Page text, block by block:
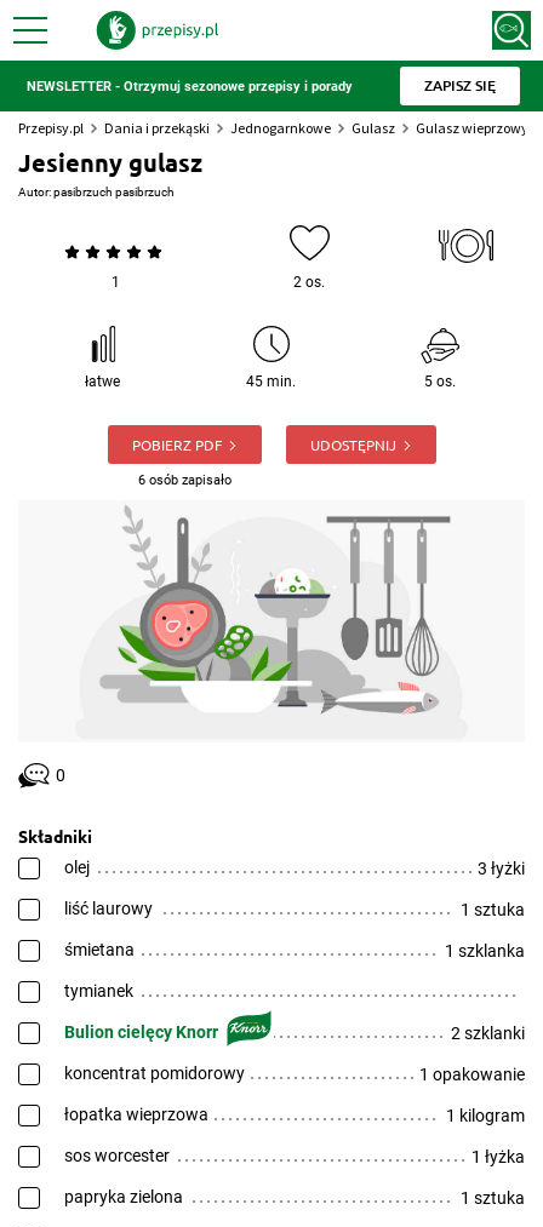
NEWSLETTER - Otrzymuj sezonowe przepisy i porady ZAPISZ SIĘ
Przepisy.pl Dania i przekąski Jednogarnkowe Gulasz Gulasz wieprzowy
Jesienny gulasz
Autor:pasibrzuch pasibrzuch
1 2 os.
łatwe 45 min. 5 os.
POBIERZ PDF
6 osób zapisało
UDOSTĘPNIJ
0
Składniki
olej 3 łyżki
liść laurowy 1 sztuka
śmietana 1 szklanka
tymianek
Bulion cielęcy Knorr 2 szklanki
koncentrat pomidorowy 1 opakowanie
łopatka wieprzowa 1 kilogram
sos worcester 1 łyżka
papryka zielona 1 sztuka